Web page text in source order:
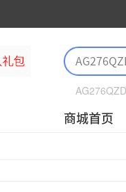
AG276QZD
商城首页